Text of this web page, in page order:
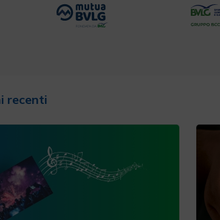
recenti